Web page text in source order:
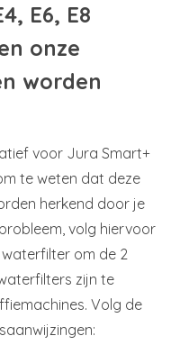
E6, E8
onze
worden
voor Jura Smart+
te weten dat deze
herkend door je
volg hiervoor
om de 2
zijn te
Volg de